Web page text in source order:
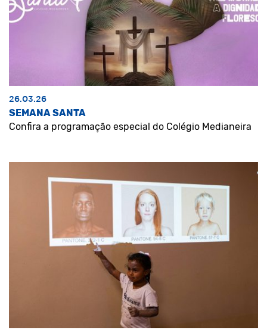
26.03.26
SEMANA SANTA
Confira a programação especial do Colégio Medianeira